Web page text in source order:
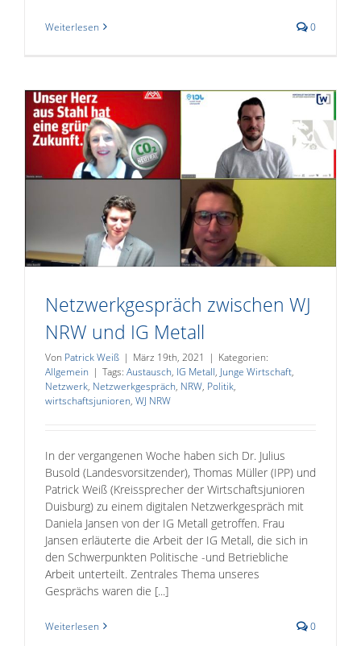
Weiterlesen 0
Netzwerkgespräch zwischen WJ
NRW und IG Metall
Von Patrick Weiß | März 19th, 2021 | Kategorien:
Allgemein | Tags: Austausch, IG Metall, Junge Wirtschaft,
Netzwerk, Netzwerkgespräch, NRW, Politik,
wirtschaftsjunioren, WJ NRW
In der vergangenen Woche haben sich Dr. Julius
Busold (Landesvorsitzender), Thomas Müller (IPP) und
Patrick Weiß (Kreissprecher der Wirtschaftsjunioren
Duisburg) zu einem digitalen Netzwerkgespräch mit
Daniela Jansen von der IG Metall getroffen. Frau
Jansen erläuterte die Arbeit der IG Metall, die sich in
den Schwerpunkten Politische -und Betriebliche
Arbeit unterteilt. Zentrales Thema unseres
Gesprächs waren die [...]
Weiterlesen 0